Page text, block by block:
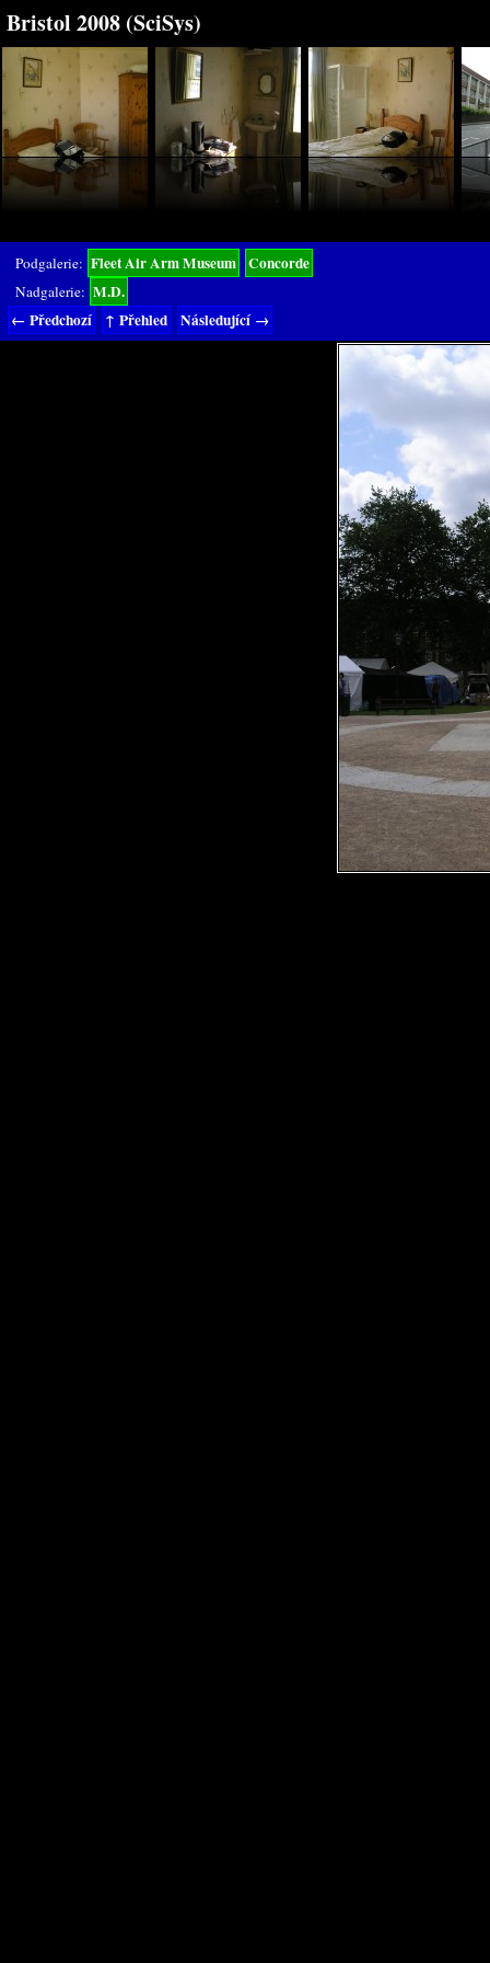
Bristol 2008 (SciSys)
Podgalerie: Fleet Air Arm Museum Concorde
Nadgalerie: M.D.
← Předchozí
↑ Přehled Následující →